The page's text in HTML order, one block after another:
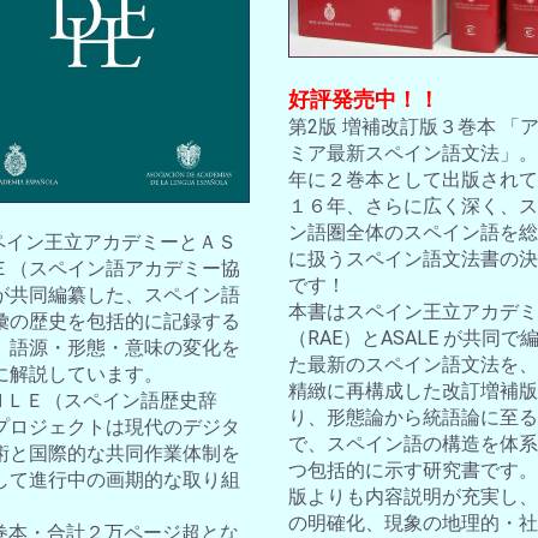
イン王立アカデミーとＡＳ
（スペイン語アカデミー協
共同編纂した、スペイン語
の歴史を包括的に記録する
語源・形態・意味の変化を
解説しています。
ＬＥ（スペイン語歴史辞
ロジェクトは現代のデジタ
と国際的な共同作業体制を
て進行中の画期的な取り組
本・合計２万ページ超とな
好評発売中！！
第2版 増補改訂版３巻本 「
ミア最新スペイン語文法」
年に２巻本として出版され
１６年、さらに広く深く、
ン語圏全体のスペイン語を
に扱うスペイン語文法書の
です！
本書はスペイン王立アカデ
（RAE）とASALE が共同で
た最新のスペイン語文法を
精緻に再構成した改訂増補
り、形態論から統語論に至
で、スペイン語の構造を体
つ包括的に示す研究書です
版よりも内容説明が充実し
の明確化、現象の地理的・